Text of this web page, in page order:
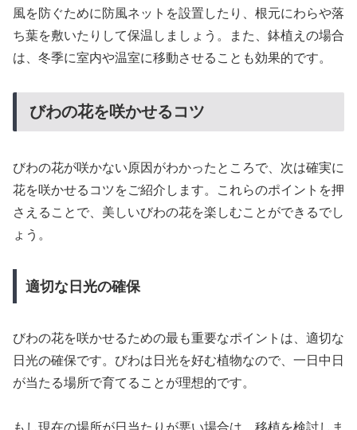
風を防ぐために防風ネットを設置したり、根元にわらや落
ち葉を敷いたりして保温しましょう。また、鉢植えの場合
は、冬季に室内や温室に移動させることも効果的です。
びわの花を咲かせるコツ
びわの花が咲かない原因がわかったところで、次は確実に
花を咲かせるコツをご紹介します。これらのポイントを押
さえることで、美しいびわの花を楽しむことができるでし
ょう。
適切な日光の確保
びわの花を咲かせるための最も重要なポイントは、適切な
日光の確保です。びわは日光を好む植物なので、一日中日
が当たる場所で育てることが理想的です。